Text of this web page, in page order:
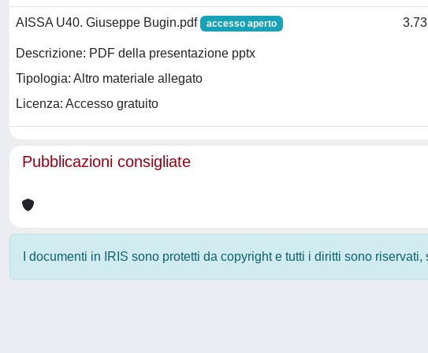
AISSA U40. Giuseppe Bugin.pdf accesso aperto
Descrizione: PDF della presentazione pptx
Tipologia: Altro materiale allegato
Licenza: Accesso gratuito
Pubblicazioni consigliate
I documenti in IRIS sono protetti da copyright e tutti i diritti sono